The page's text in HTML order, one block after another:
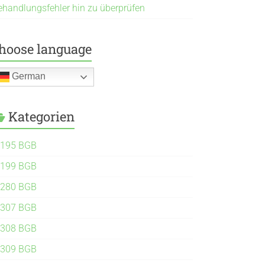
hin zu überprüfen
language
German
Kategorien
BGB
BGB
BGB
BGB
BGB
BGB